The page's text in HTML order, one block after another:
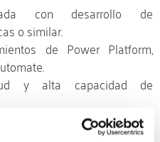
con desarrollo de
o similar.
de Power Platform,
y alta capacidad de
a tecnologías en